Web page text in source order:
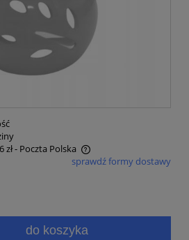
zł- Poczta Polska
kosztów płatności
sprawdź formy dostawy
do koszyka